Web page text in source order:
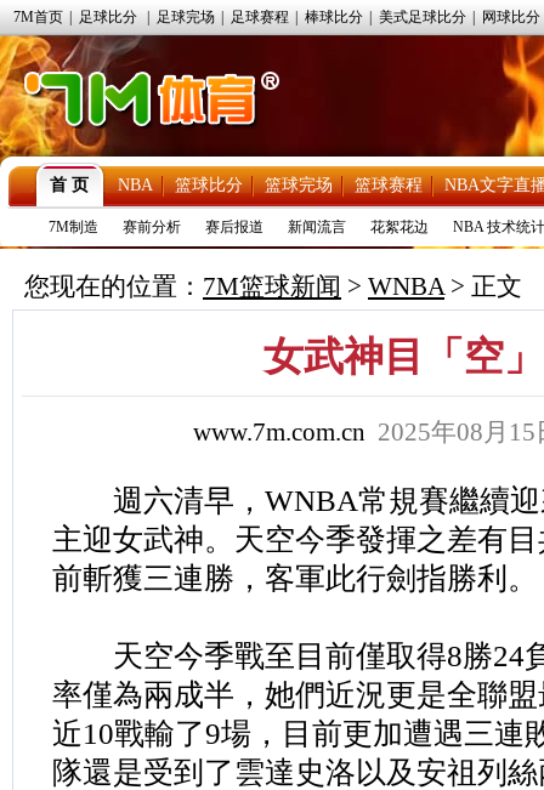
7M首页 足球比分 足球完场 足球赛程 棒球比分 美式足球比分 网球比分
首 页 NBA 篮球比分 篮球完场 篮球赛程 NBA文字直
7M制造 赛前分析 赛后报道 新闻流言 花絮花边 NBA 技术统计
您现在的位置： 7M篮球新闻 > WNBA> 正文
女武神目「空
www.7m.com.cn 2025年08月
週六清早，WNBA常規賽繼續迎
主迎女武神。天空今季發揮之差有
前斬獲三連勝，客軍此行劍指勝利。
天空今季戰至目前僅取得8勝24
率僅為兩成半，她們近況更是全聯
近10戰輸了9場，目前更加遭遇三連
隊還是受到了雲達史洛以及安祖列